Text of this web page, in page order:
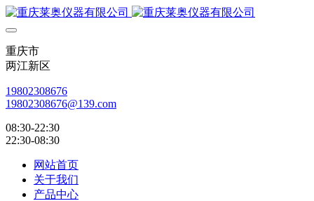
重庆市
两江新区
19802308676
19802308676@139.com
08:30-22:30
22:30-08:30
网站首页
关于我们
产品中心